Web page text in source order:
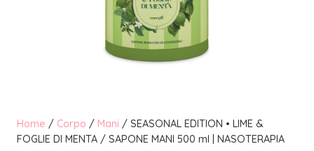
Home / Corpo / Mani / SEASONAL EDITION • LIME &
FOGLIE DI MENTA / SAPONE MANI 500 ml | NASOTERAPIA